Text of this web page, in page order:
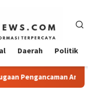
Daerah Politik
Diduga